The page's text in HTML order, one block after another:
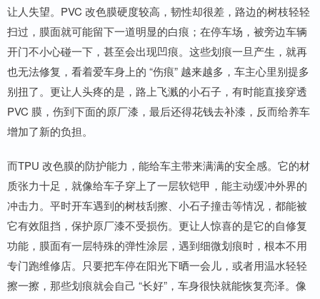
让人失望。PVC 改色膜硬度较高，韧性却很差，路边的树枝轻轻
扫过，膜面就可能留下一道明显的白痕；在停车场，被旁边车辆
开门不小心碰一下，甚至会出现凹痕。这些划痕一旦产生，就再
也无法修复，看着爱车身上的 “伤痕” 越来越多，车主心里别提多
别扭了。更让人头疼的是，路上飞溅的小石子，有时能直接穿透
PVC 膜，伤到下面的原厂漆，最后还得花钱去补漆，反而给养车
增加了新的负担。
而TPU 改色膜的防护能力，能给车主带来满满的安全感。它的材
质张力十足，就像给车子穿上了一层软铠甲，能主动缓冲外界的
冲击力。平时开车遇到的树枝刮擦、小石子撞击等情况，都能被
它有效阻挡，保护原厂漆不受损伤。更让人惊喜的是它的自修复
功能，膜面有一层特殊的弹性涂层，遇到细微划痕时，根本不用
专门跑维修店。只要把车停在阳光下晒一会儿，或者用温水轻轻
擦一擦，那些划痕就会自己 “长好”，车身很快就能恢复亮泽。像